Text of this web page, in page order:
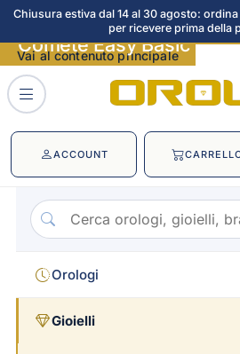
Chiusura estiva dal 14 al 30 agosto:
per ricevere prima della
Vai al contenuto principale
ACCOUNT
Orologi
Gioielli
Comete Easy Basic